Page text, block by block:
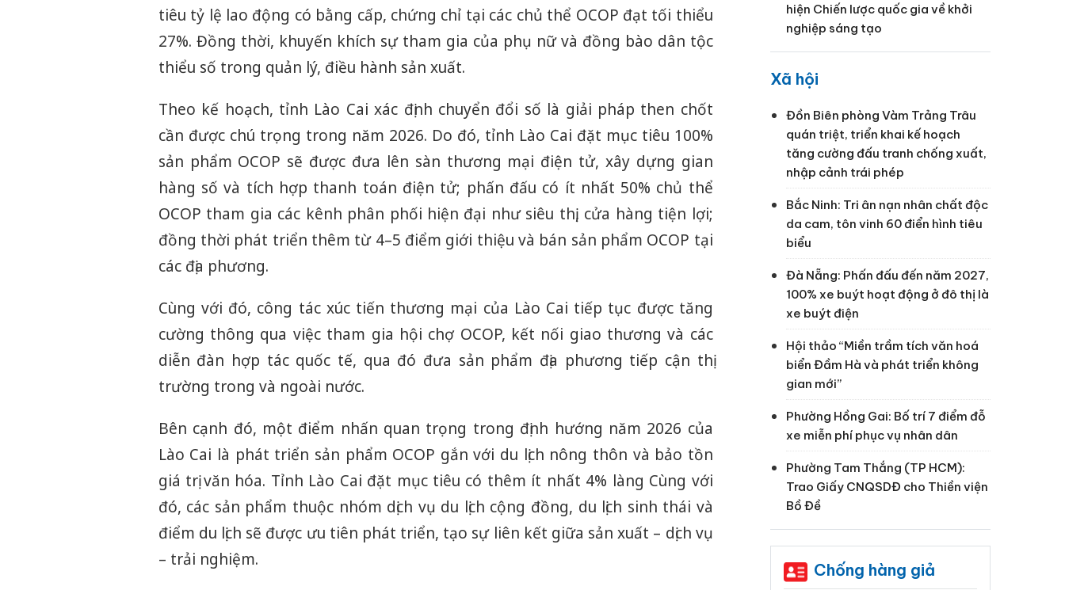
tiêu tỷ lệ lao động có bằng cấp, chứng chỉ tại các chủ thể OCOP đạt tối thiểu
27%. Đồng thời, khuyến khích sự tham gia của phụ nữ và đồng bào dân tộc
thiểu số trong quản lý, điều hành sản xuất.
Theo kế hoạch, tỉnh Lào Cai xác định chuyển đổi số là giải pháp then chốt
cần được chú trọng trong năm 2026. Do đó, tỉnh Lào Cai đặt mục tiêu 100%
sản phẩm OCOP sẽ được đưa lên sàn thương mại điện tử, xây dựng gian
hàng số và tích hợp thanh toán điện tử; phấn đấu có ít nhất 50% chủ thể
OCOP tham gia các kênh phân phối hiện đại như siêu thị, cửa hàng tiện lợi;
đồng thời phát triển thêm từ 4–5 điểm giới thiệu và bán sản phẩm OCOP tại
các địa phương.
Cùng với đó, công tác xúc tiến thương mại của Lào Cai tiếp tục được tăng
cường thông qua việc tham gia hội chợ OCOP, kết nối giao thương và các
diễn đàn hợp tác quốc tế, qua đó đưa sản phẩm địa phương tiếp cận thị
trường trong và ngoài nước.
Bên cạnh đó, một điểm nhấn quan trọng trong định hướng năm 2026 của
Lào Cai là phát triển sản phẩm OCOP gắn với du lịch nông thôn và bảo tồn
giá trị văn hóa. Tỉnh Lào Cai đặt mục tiêu có thêm ít nhất 4% làng Cùng với
đó, các sản phẩm thuộc nhóm dịch vụ du lịch cộng đồng, du lịch sinh thái và
điểm du lịch sẽ được ưu tiên phát triển, tạo sự liên kết giữa sản xuất – dịch vụ
– trải nghiệm.
hiện Chiến lược quốc gia về khởi
nghiệp sáng tạo
Xã hội
Đồn Biên phòng Vàm Trảng Trâu
quán triệt, triển khai kế hoạch
tăng cường đấu tranh chống xuất,
nhập cảnh trái phép
Bắc Ninh: Tri ân nạn nhân chất độc
da cam, tôn vinh 60 điển hình tiêu
biểu
Đà Nẵng: Phấn đấu đến năm 2027,
100% xe buýt hoạt động ở đô thị là
xe buýt điện
Hội thảo “Miền trầm tích văn hoá
biển Đầm Hà và phát triển không
gian mới”
Phường Hồng Gai: Bố trí 7 điểm đỗ
xe miễn phí phục vụ nhân dân
Phường Tam Thắng (TP HCM):
Trao Giấy CNQSDĐ cho Thiền viện
Bồ Đề
Chống hàng giả